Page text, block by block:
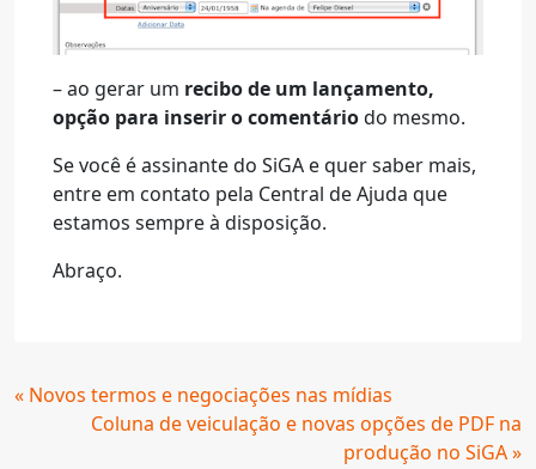
– ao gerar um recibo de um lançamento,
opção para inserir o comentáriodo mesmo.
Se você é assinante do SiGA e quer saber mais,
entre em contato pela Central de Ajuda que
estamos sempre à disposição.
Abraço.
Continue
« Novos termos e negociações nas mídias
Coluna de veiculação e novas opções de PDF na
produção no SiGA »